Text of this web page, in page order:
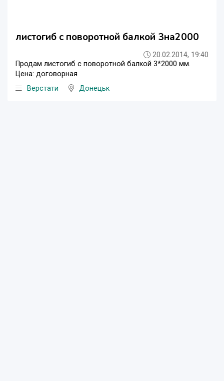
листогиб с поворотной балкой 3на2000
20.02.2014, 19:40
Продам листогиб с поворотной балкой 3*2000 мм.
Цена: договорная
Верстати
Донецьк